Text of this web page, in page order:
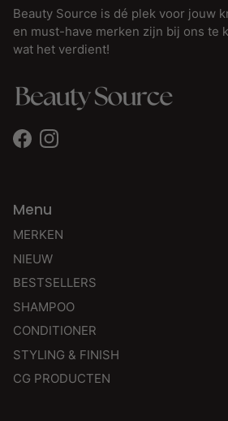
Beauty Source is dé plek voor jouw
en must-have merken zijn bij ons te
wat het verdient!
FacebookInstagram
Menu
MERKEN
NIEUW
BESTSELLERS
SHAMPOO
CONDITIONER
STYLING & FINISH
CG PRODUCTEN